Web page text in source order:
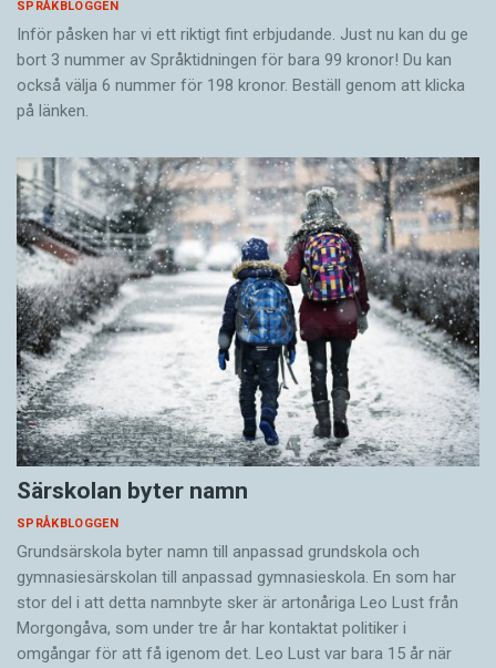
SPRÅKBLOGGEN
Inför påsken har vi ett riktigt fint erbjudande. Just nu kan du ge
bort 3 nummer av Språktidningen för bara 99 kronor! Du kan
också välja 6 nummer för 198 kronor. Beställ genom att klicka
på länken.
Särskolan byter namn
SPRÅKBLOGGEN
Grundsärskola byter namn till anpassad grundskola och
gymnasiesärskolan till anpassad gymnasieskola. En som har
stor del i att detta namnbyte sker är artonåriga Leo Lust från
Morgongåva, som under tre år har kontaktat politiker i
omgångar för att få igenom det. Leo Lust var bara 15 år när